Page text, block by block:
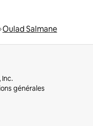
Oulad Salmane
générales